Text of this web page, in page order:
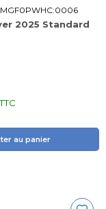
2025 Standard
TTC
au panier